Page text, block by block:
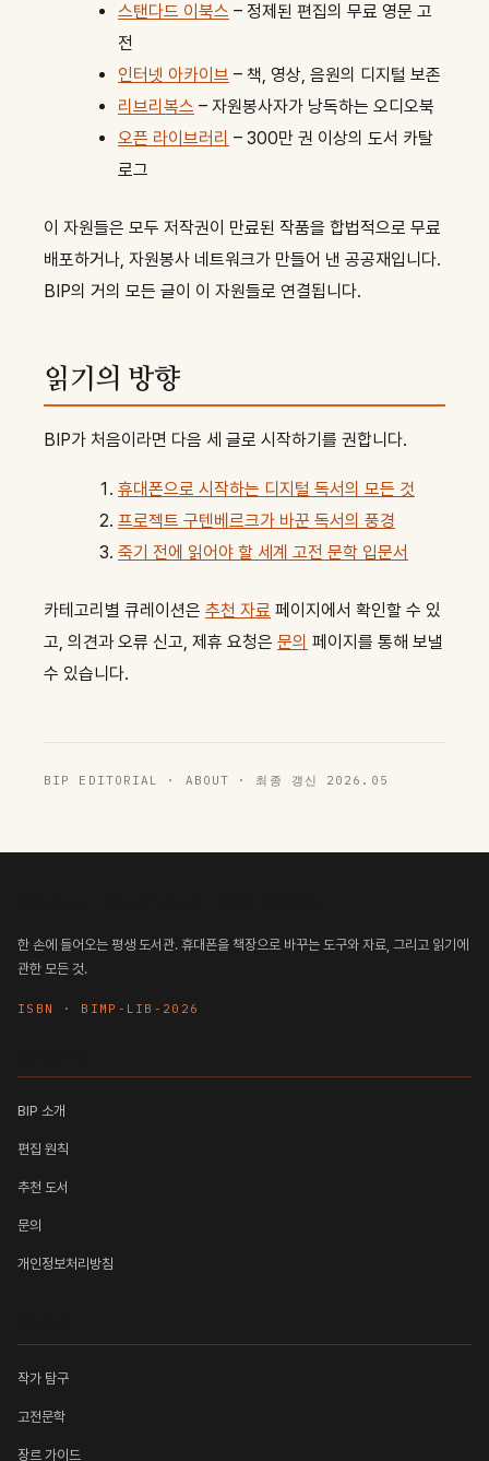
스탠다드 이북스 – 정제된 편집의 무료 영문 고
전
인터넷 아카이브 – 책, 영상, 음원의 디지털 보존
리브리복스 – 자원봉사자가 낭독하는 오디오북
오픈 라이브러리 – 300만 권 이상의 도서 카탈
로그
이 자원들은 모두 저작권이 만료된 작품을 합법적으로 무료
배포하거나, 자원봉사 네트워크가 만들어 낸 공공재입니다.
BIP의 거의 모든 글이 이 자원들로 연결됩니다.
읽기의 방향
BIP가 처음이라면 다음 세 글로 시작하기를 권합니다.
휴대폰으로 시작하는 디지털 독서의 모든 것
프로젝트 구텐베르크가 바꾼 독서의 풍경
죽기 전에 읽어야 할 세계 고전 문학 입문서
카테고리별 큐레이션은 추천 자료 페이지에서 확인할 수 있
고, 의견과 오류 신고, 제휴 요청은 문의 페이지를 통해 보낼
수 있습니다.
BIP EDITORIAL · ABOUT · 최종 갱신 2026.05
한 손에 들어오는 평생 도서관. 휴대폰을 책장으로 바꾸는 도구와 자료, 그리고 읽기에
관한 모든 것.
ISBN · BIMP-LIB-2026
BIP 소개
편집 원칙
추천 도서
문의
개인정보처리방침
작가 탐구
고전문학
장르 가이드